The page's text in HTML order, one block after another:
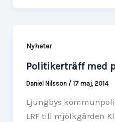
Nyheter
Politikerträff med
Daniel Nilsson / 17 maj, 2014
Ljungbys
LRF till mjölkgården